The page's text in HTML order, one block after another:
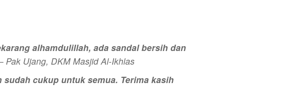
alhamdulillah, ada sandal bersih dan
Pak Ujang, DKM Masjid Al-Ikhlas
cukup untuk semua. Terima kasih